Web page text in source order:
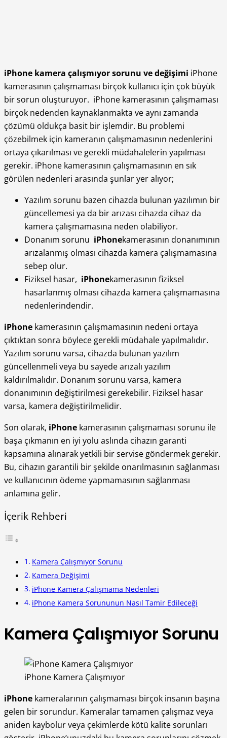
iPhone kamera çalışmıyor sorunu ve değişimi iPhone
kamerasının çalışmaması birçok kullanıcı için çok büyük
bir sorun oluşturuyor. iPhone kamerasının çalışmaması
birçok nedenden kaynaklanmakta ve aynı zamanda
çözümü oldukça basit bir işlemdir. Bu problemi
çözebilmek için kameranın çalışmamasının nedenlerini
ortaya çıkarılması ve gerekli müdahalelerin yapılması
gerekir. iPhone kamerasının çalışmamasının en sık
görülen nedenleri arasında şunlar yer alıyor;
Yazılım sorunu bazen cihazda bulunan yazılımın bir
güncellemesi ya da bir arızası cihazda cihaz da
kamera çalışmamasına neden olabiliyor.
Donanım sorunu iPhonekamerasının donanımının
arızalanmış olması cihazda kamera çalışmamasına
sebep olur.
Fiziksel hasar, iPhonekamerasının fiziksel
hasarlanmış olması cihazda kamera çalışmamasına
nedenlerindendir.
iPhone kamerasının çalışmamasının nedeni ortaya
çıktıktan sonra böylece gerekli müdahale yapılmalıdır.
Yazılım sorunu varsa, cihazda bulunan yazılım
güncellenmeli veya bu sayede arızalı yazılım
kaldırılmalıdır. Donanım sorunu varsa, kamera
donanımının değiştirilmesi gerekebilir. Fiziksel hasar
varsa, kamera değiştirilmelidir.
Son olarak, iPhone kamerasının çalışmaması sorunu ile
başa çıkmanın en iyi yolu aslında cihazın garanti
kapsamına alınarak yetkili bir servise göndermek gerekir.
Bu, cihazın garantili bir şekilde onarılmasının sağlanması
ve kullanıcının ödeme yapmamasının sağlanması
anlamına gelir.
İçerik Rehberi
Kamera Çalışmıyor Sorunu
Kamera Değişimi
iPhone Kamera Çalışmama Nedenleri
iPhone Kamera Sorununun Nasıl Tamir Edileceği
Kamera Çalışmıyor Sorunu
iPhone Kamera Çalışmıyor
iPhone kameralarının çalışmaması birçok insanın başına
gelen bir sorundur. Kameralar tamamen çalışmaz veya
aniden kaybolur veya çekimlerde kötü kalite sorunları